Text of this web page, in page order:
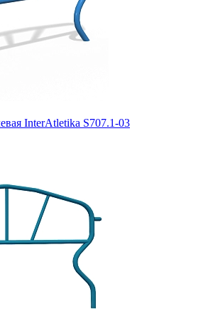
InterAtletika S707.1-03